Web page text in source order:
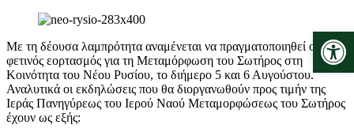
Με τη δέουσα λαμπρότητα αναμένεται να πραγματοποιηθεί ο
φετινός εορτασμός για τη Μεταμόρφωση του Σωτήρος στη
Κοινότητα του Νέου Ρυσίου, το διήμερο 5 και 6 Αυγούστου.
Αναλυτικά οι εκδηλώσεις που θα διοργανωθούν προς τιμήν της
Ιεράς Πανηγύρεως του Ιερού Ναού Μεταμορφώσεως του Σωτήρος
έχουν ως εξής: